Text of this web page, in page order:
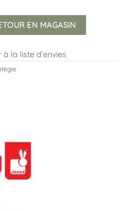
EN MAGASIN
à la liste d’envies